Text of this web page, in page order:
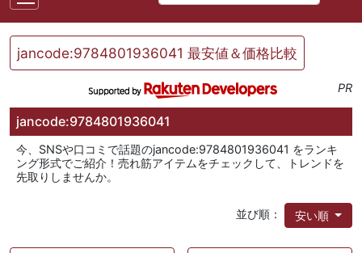
jancode:9784801936041 最安値＆価格比較
PR
jancode:9784801936041
今、SNSや口コミで話題のjancode:9784801936041 をランキ
ング形式でご紹介！売れ筋アイテムをチェックして、トレンドを
先取りしませんか。
並び順： 安い順